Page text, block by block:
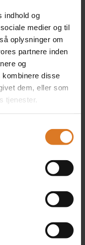
indhold og
medier og til
oplysninger om
partnere inden
og
kombinere disse
dem, eller som
tjenester.